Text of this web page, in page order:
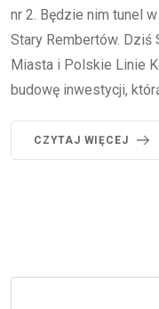
nr 2. Będzie nim tunel
Stary Rembertów. Dziś
Miasta i Polskie Linie
budowę inwestycji,
CZYTAJ WIĘCEJ